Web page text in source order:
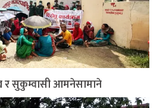
र सुकुम्वासी आमनेसामाने